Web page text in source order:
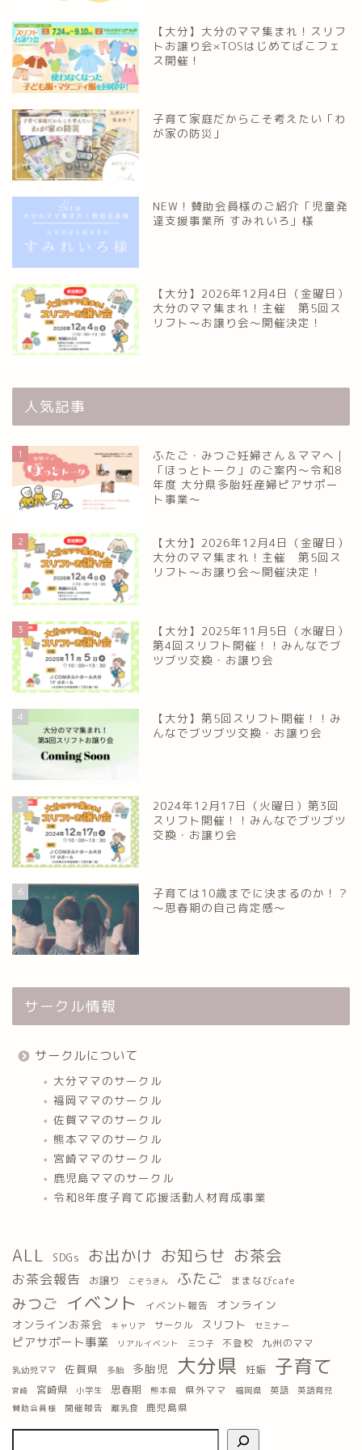
【大分】大分のママ集まれ！スリフ
トお譲り会×TOSはじめてばこフェ
ス開催！
子育て家庭だからこそ考えたい「わ
が家の防災」
NEW！賛助会員様のご紹介「児童発
達支援事業所 すみれいろ」様
【大分】2026年12月4日（金曜日）
大分のママ集まれ！主催 第5回ス
リフト〜お譲り会〜開催決定！
人気記事
1
ふたご・みつご妊婦さん＆ママへ｜
「ほっとトーク」のご案内～令和8
年度 大分県多胎妊産婦ピアサポー
ト事業～
2
【大分】2026年12月4日（金曜日）
大分のママ集まれ！主催 第5回ス
リフト〜お譲り会〜開催決定！
3
【大分】2025年11月5日（水曜日）
第4回スリフト開催！！みんなでブ
ツブツ交換・お譲り会
4
【大分】第5回スリフト開催！！み
んなでブツブツ交換・お譲り会
5
2024年12月17日（火曜日）第3回
スリフト開催！！みんなでブツブツ
交換・お譲り会
6
子育ては10歳までに決まるのか！？
～思春期の自己肯定感～
サークル情報
サークルについて
大分ママのサークル
福岡ママのサークル
佐賀ママのサークル
熊本ママのサークル
宮崎ママのサークル
鹿児島ママのサークル
令和8年度子育て応援活動人材育成事業
ALL SDGs お出かけ お知らせ お茶会
お茶会報告 お譲り こぞうきん ふたご ままなびcafe
みつご イベント イベント報告 オンライン
オンラインお茶会 キャリア サークル スリフト セミナー
ピアサポート事業 リアルイベント 三つ子 不登校 九州のママ
乳幼児ママ 佐賀県 多胎 多胎児 大分県 妊娠 子育て
宮崎 宮崎県 小学生 思春期 熊本県 県外ママ 福岡県 英語 英語育児
賛助会員様 開催報告 離乳食 鹿児島県